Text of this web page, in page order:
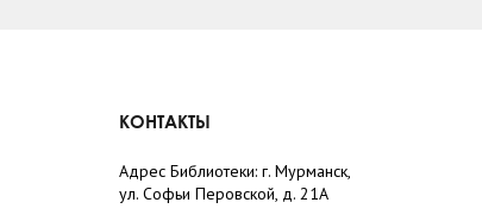
КОНТАКТЫ
Адрес Библиотеки: г. Мурманск,
ул. Софьи Перовской, д. 21А